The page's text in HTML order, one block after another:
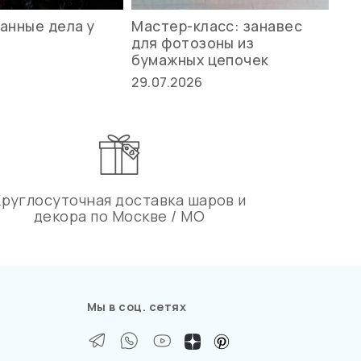
дела у
Мастер-класс: занавес
для фотозоны из
бумажных цепочек
29.07.2026
доставка шаров и
декора по Москве / МО
Мы в соц. сетях